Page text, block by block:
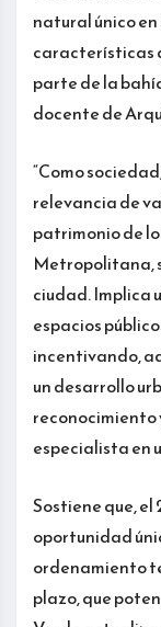
natural único
características
parte de la
docente de
“Como
relevancia de
patrimonio de
Metropolitana,
ciudad. Implica
espacios
incentivando,
un desarrollo
reconocimiento
especialista en
Sostiene que, el
oportunidad
ordenamiento
plazo, que